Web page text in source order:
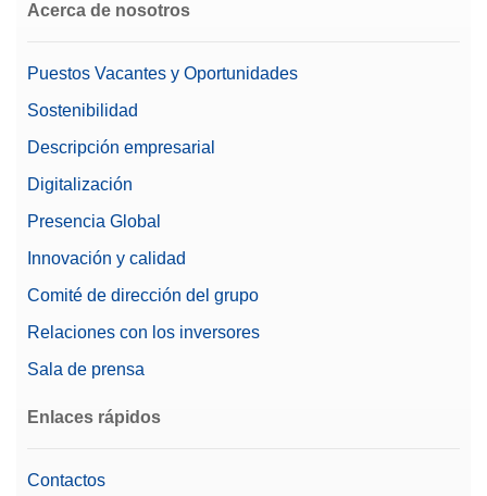
Acerca de nosotros
Puestos Vacantes y Oportunidades
Sostenibilidad
Descripción empresarial
Digitalización
Presencia Global
Innovación y calidad
Comité de dirección del grupo
Relaciones con los inversores
Sala de prensa
Enlaces rápidos
Contactos